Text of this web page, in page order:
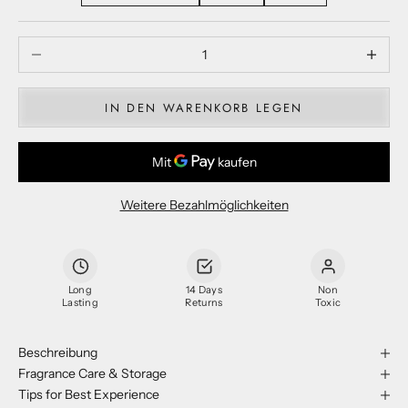
Menge
IN DEN WARENKORB LEGEN
Weitere Bezahlmöglichkeiten
Long
Lasting
14 Days
Returns
Non
Toxic
Beschreibung
Fragrance Care & Storage
Tips for Best Experience